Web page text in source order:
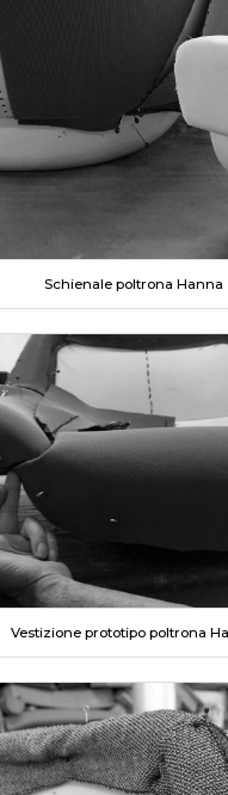
Schienale poltrona Hanna
Vestizione prototipo poltrona